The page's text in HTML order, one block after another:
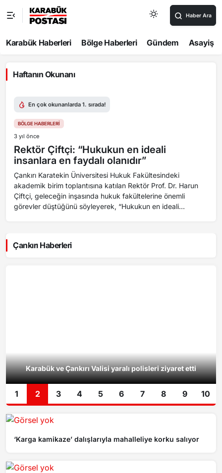
Haber Ara
Karabük Haberleri Bölge Haberleri Gündem Asayiş
Haftanın Okunanı
En çok okunanlarda 1. sırada!
BÖLGE HABERLERI
3 yıl önce
Rektör Çiftçi: “Hukukun en ideali
insanlara en faydalı olanıdır”
Çankırı Karatekin Üniversitesi Hukuk Fakültesindeki
akademik birim toplantısına katılan Rektör Prof. Dr. Harun
Çiftçi, geleceğin inşasında hukuk fakültelerine önemli
görevler düştüğünü söyleyerek, “Hukukun en ideali
Çankırı Haberleri
Karabük ve Çankırı Valisi yaralı polisleri ziyaret etti
1 2 3 4 5 6 7 8 9 10
‘Karga kamikaze’ dalışlarıyla mahalleliye korku salıyor